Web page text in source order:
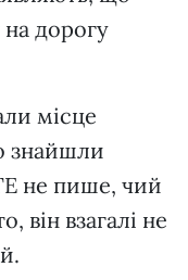
дорогу
місце
знайшли
не пише, чий
він взагалі не